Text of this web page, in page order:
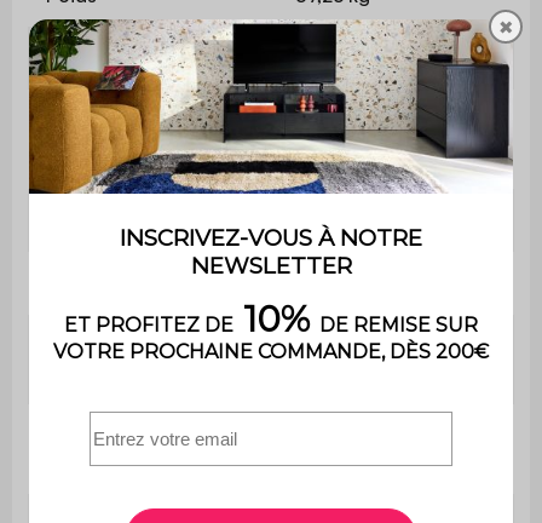
Poids max. supporté 50 kg
Utilisation Intérieure
usage domestique uniquement
Montage
Le montage est très simple, une
Nombre de
pieds
5 (dont un central de renfort)
✖